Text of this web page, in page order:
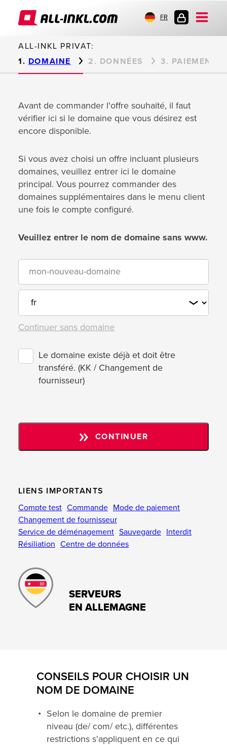
FR
ALL-INKL PRIVAT:
DOMAINE
DONNÉES PAIEMENT
Avant de commander l'offre souhaité, il faut
vérifier ici si le domaine que vous désirez est
encore disponible.
Si vous avez choisi un offre incluant plusieurs
domaines, veuillez entrer ici le domaine
principal. Vous pourrez commander des
domaines supplémentaires dans le menu client
une fois le compte configuré.
Veuillez entrer le nom de domaine sans www.
Continuer sans domaine
Le domaine existe déjà et doit être
transféré. (KK / Changement de
fournisseur)
CONTINUER
LIENS IMPORTANTS
Compte test Commande Mode de paiement
Changement de fournisseur
Service de déménagement Sauvegarde Interdit
Résiliation Centre de données
SERVEURS
EN ALLEMAGNE
CONSEILS POUR CHOISIR UN
NOM DE DOMAINE
Selon le domaine de premier
niveau (de/ com/ etc.), différentes
restrictions s'appliquent en ce qui